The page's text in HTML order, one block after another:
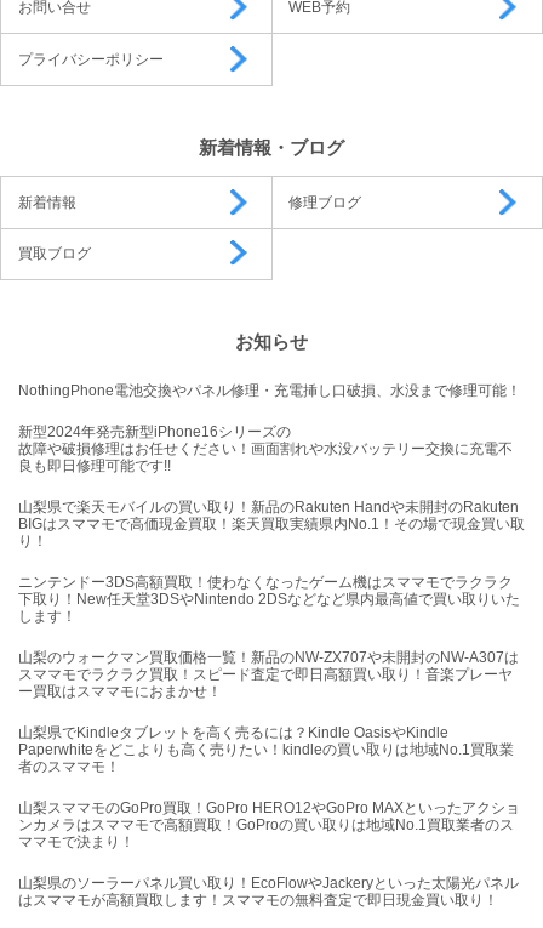
お問い合せ WEB予約
プライバシーポリシー
新着情報・ブログ
新着情報 修理ブログ
買取ブログ
お知らせ
NothingPhone電池交換やパネル修理・充電挿し口破損、水没まで修理可能！
新型2024年発売新型iPhone16シリーズの
故障や破損修理はお任せください！画面割れや水没バッテリー交換に充電不
良も即日修理可能です!!
山梨県で楽天モバイルの買い取り！新品のRakuten Handや未開封のRakuten
BIGはスママモで高価現金買取！楽天買取実績県内No.1！その場で現金買い取
り！
ニンテンドー3DS高額買取！使わなくなったゲーム機はスママモでラクラク
下取り！New任天堂3DSやNintendo 2DSなどなど県内最高値で買い取りいた
します！
山梨のウォークマン買取価格一覧！新品のNW-ZX707や未開封のNW-A307は
スママモでラクラク買取！スピード査定で即日高額買い取り！音楽プレーヤ
ー買取はスママモにおまかせ！
山梨県でKindleタブレットを高く売るには？Kindle OasisやKindle
Paperwhiteをどこよりも高く売りたい！kindleの買い取りは地域No.1買取業
者のスママモ！
山梨スママモのGoPro買取！GoPro HERO12やGoPro MAXといったアクショ
ンカメラはスママモで高額買取！GoProの買い取りは地域No.1買取業者のス
ママモで決まり！
山梨県のソーラーパネル買い取り！EcoFlowやJackeryといった太陽光パネル
はスママモが高額買取します！スママモの無料査定で即日現金買い取り！